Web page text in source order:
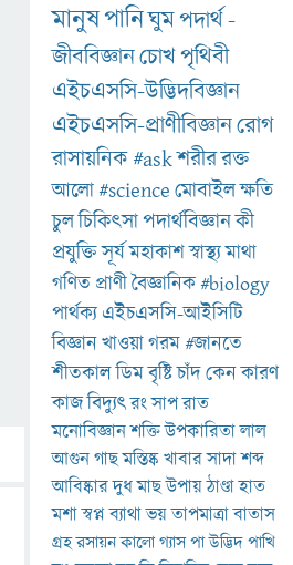
মানুষপানিঘুমপদার্থ-
জীববিজ্ঞানচোখপৃথিবী
এইচএসসি-উদ্ভিদবিজ্ঞান
এইচএসসি-প্রাণীবিজ্ঞানরোগ
রাসায়নিক#askশরীররক্ত
আলো#scienceমোবাইলক্ষতি
চুলচিকিৎসাপদার্থবিজ্ঞানকী
প্রযুক্তিসূর্যমহাকাশস্বাস্থ্যমাথা
গণিত প্রাণীবৈজ্ঞানিক#biology
পার্থক্য এইচএসসি-আইসিটি
বিজ্ঞানখাওয়াগরম#জানতে
শীতকালডিমবৃষ্টিচাঁদকেনকারণ
কাজবিদ্যুৎরংসাপরাত
মনোবিজ্ঞানশক্তিউপকারিতালাল
আগুনগাছমস্তিষ্কখাবারসাদাশব্দ
আবিষ্কারদুধমাছউপায়ঠাণ্ডাহাত
মশাস্বপ্নব্যাথাভয়তাপমাত্রাবাতাস
গ্রহরসায়নকালোগ্যাসপাউদ্ভিদপাখি